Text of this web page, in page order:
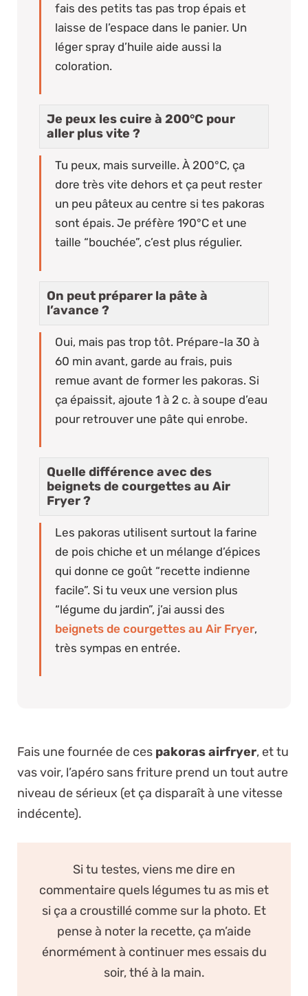
fais des petits tas pas trop épais et
laisse de l’espace dans le panier. Un
léger spray d’huile aide aussi la
coloration.
Je peux les cuire à 200°C pour
aller plus vite ?
Tu peux, mais surveille. À 200°C, ça
dore très vite dehors et ça peut rester
un peu pâteux au centre si tes pakoras
sont épais. Je préfère 190°C et une
taille “bouchée”, c’est plus régulier.
On peut préparer la pâte à
l’avance ?
Oui, mais pas trop tôt. Prépare-la 30 à
60 min avant, garde au frais, puis
remue avant de former les pakoras. Si
ça épaissit, ajoute 1 à 2 c. à soupe d’eau
pour retrouver une pâte qui enrobe.
Quelle différence avec des
beignets de courgettes au Air
Fryer ?
Les pakoras utilisent surtout la farine
de pois chiche et un mélange d’épices
qui donne ce goût “recette indienne
facile”. Si tu veux une version plus
“légume du jardin”, j’ai aussi des
beignets de courgettes au Air Fryer,
très sympas en entrée.
Fais une fournée de ces pakoras airfryer, et tu
vas voir, l’apéro sans friture prend un tout autre
niveau de sérieux (et ça disparaît à une vitesse
indécente).
Si tu testes, viens me dire en
commentaire quels légumes tu as mis et
si ça a croustillé comme sur la photo. Et
pense à noter la recette, ça m’aide
énormément à continuer mes essais du
soir, thé à la main.